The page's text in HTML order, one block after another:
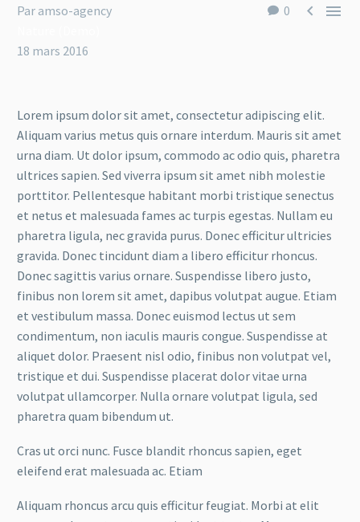
0  
Par amso-agency
18 mars 2016
Lorem ipsum dolor sit amet, consectetur adipiscing elit.
Aliquam varius metus quis ornare interdum. Mauris sit amet
urna diam. Ut dolor ipsum, commodo ac odio quis, pharetra
ultrices sapien. Sed viverra ipsum sit amet nibh molestie
porttitor. Pellentesque habitant morbi tristique senectus
et netus et malesuada fames ac turpis egestas. Nullam eu
pharetra ligula, nec gravida purus. Donec efficitur ultricies
gravida. Donec tincidunt diam a libero efficitur rhoncus.
Donec sagittis varius ornare. Suspendisse libero justo,
finibus non lorem sit amet, dapibus volutpat augue. Etiam
et vestibulum massa. Donec euismod lectus ut sem
condimentum, non iaculis mauris congue. Suspendisse at
aliquet dolor. Praesent nisl odio, finibus non volutpat vel,
tristique et dui. Suspendisse placerat dolor vitae urna
volutpat ullamcorper. Nulla ornare volutpat ligula, sed
pharetra quam bibendum ut.
Cras ut orci nunc. Fusce blandit rhoncus sapien, eget
eleifend erat malesuada ac. Etiam
Aliquam rhoncus arcu quis efficitur feugiat. Morbi at elit